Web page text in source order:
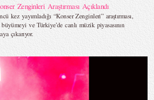
Zenginleri Araştırması Açıklandı
kez yayımladığı “Konser Zenginleri” araştırması,
ve Türkiye’de canlı müzik piyasasının
çıkarıyor.